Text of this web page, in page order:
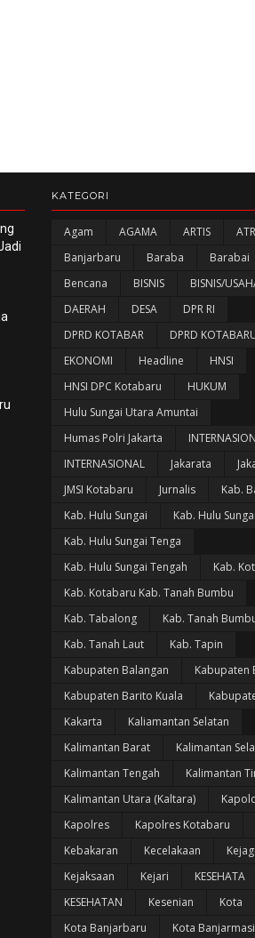
KATEGORI
Agam AGAMA ARTIS
Banjarbaru
Baraba Barabai
Bencana
BISNIS
BISNIS/
DAERAH
DESA
DPR RI
DPRD KOTABAR
DPRD
EKONOMI
Headline
HNSI
HNSI DPC Kotabaru
HUKUM
Hulu Sungai Utara Amuntai
Humas Polri Jakarta
INTERNASIONAL
Jakarata
JMSI Kotabaru
Jurnalis
Kab.
Kab. Hulu Sungai
Kab. Hulu
Kab. Hulu Sungai Tenga
Kab. Hulu Sungai Tengah
Kab.
Kab. Kotabaru Kab. Tanah Bumbu
Kab. Tabalong
Kab. Tanah
Kab. Tanah Laut
Kab. Tapin
Kabupaten Balangan
Kabupaten
Kabupaten Barito Kuala
Kakarta
Kaliamantan Selatan
Kalimantan Barat
Kalimantan
Kalimantan Tengah
Kalimantan
Kalimantan Utara (Kaltara)
Kapolres
Kapolres Kotabaru
Kebakaran
Kecelakaan
Kejaksaan
Kejari
KESEHATA
KESEHATAN
Kesenian
Kota
Kota Banjarbaru
Kota Banjarmasi